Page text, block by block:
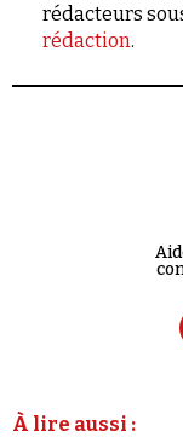
rédacteurs
rédaction.
À lire aussi :